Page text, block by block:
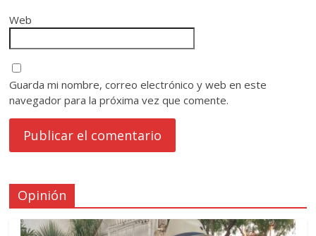
Web
Guarda mi nombre, correo electrónico y web en este
navegador para la próxima vez que comente.
Opinión